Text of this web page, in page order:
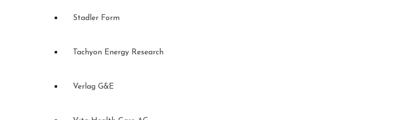
Stadler Form
Tachyon Energy Research
Verlag G&E